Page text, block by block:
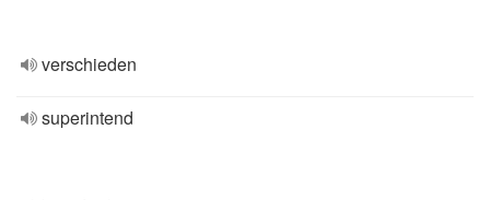
verschieden
superintend